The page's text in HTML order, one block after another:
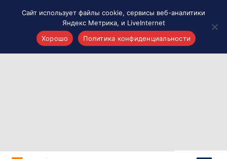
Новости России
Сайт использует файлы cookie, сервисы веб-аналитики
Яндекс Метрика, и LiveInternet
Хорошо
Политика конфиденциальности